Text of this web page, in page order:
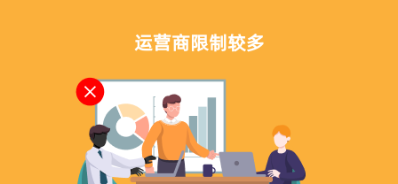
运营商限制较多